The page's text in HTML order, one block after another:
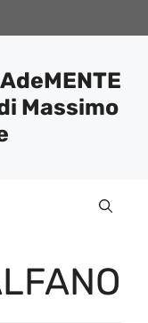
Massimo